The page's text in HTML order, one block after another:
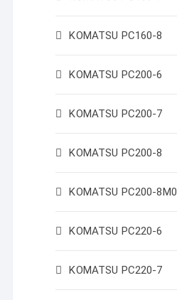
KOMATSU PC160-8
KOMATSU PC200-6
KOMATSU PC200-7
KOMATSU PC200-8
KOMATSU PC200-8M0
KOMATSU PC220-6
KOMATSU PC220-7